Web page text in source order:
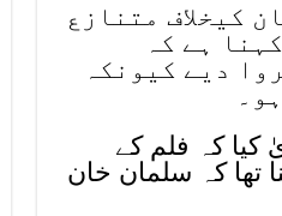
کیخلاف متنازع
ہے کہ
دیے کیونکہ
کیا کہ فلم کے
تھا کہ سلمان خان